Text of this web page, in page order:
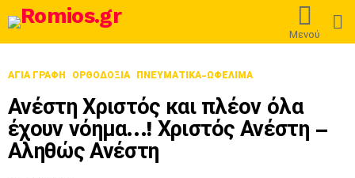
Μενού
ΑΓΙΑ ΓΡΑΦΗ ΟΡΘΟΔΟΞΊΑ ΠΝΕΥΜΑΤΙΚΑ-ΩΦΕΛΙΜΑ
Ανέστη Χριστός και πλέον όλα
έχουν νόημα…! Χριστός Ανέστη –
Αληθώς Ανέστη